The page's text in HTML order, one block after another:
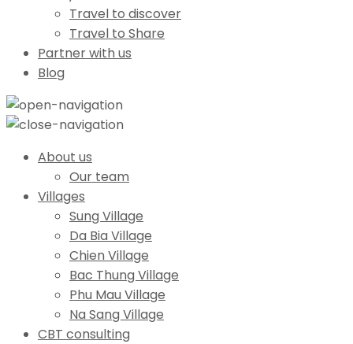
Travel to discover
Travel to Share
Partner with us
Blog
About us
Our team
Villages
Sung Village
Da Bia Village
Chien Village
Bac Thung Village
Phu Mau Village
Na Sang Village
CBT consulting